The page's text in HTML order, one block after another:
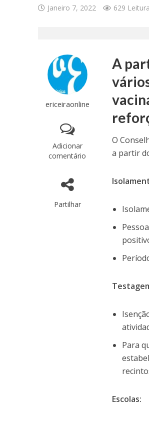
Janeiro 7, 2022 629
ericeiraonline
Adicionar
comentário
Partilhar
A
O
a partir
Para
Escolas: